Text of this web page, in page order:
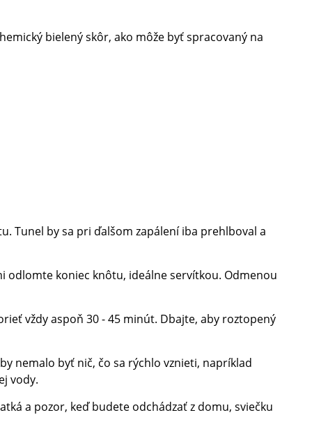
bielený skôr, ako môže byť spracovaný na
Tunel by sa pri ďalšom zapálení iba prehlboval a
odlomte koniec knôtu, ideálne servítkou. Odmenou
vždy aspoň 30 - 45 minút. Dbajte, aby roztopený
nemalo byť nič, čo sa rýchlo vznieti, napríklad
vody.
a pozor, keď budete odchádzať z domu, sviečku